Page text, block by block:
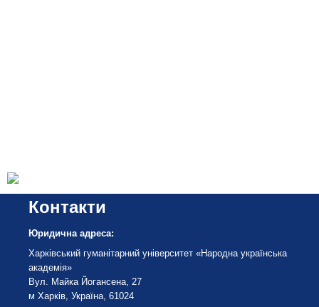
Контакти
Юридична адреса:
Харківський гуманітарний університет «Народна українська
академія»
Вул. Майка Йогансена, 27
м Харків, Україна, 61024